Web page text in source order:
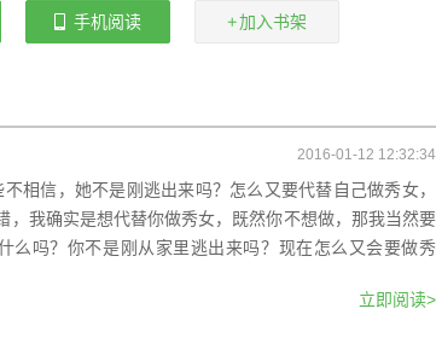
手机阅读 加入书架
2016-01-12 12:32:34
相信，她不是刚逃出来吗？怎么又要代替自己做秀女，
，我确实是想代替你做秀女，既然你不想做，那我当然要
么吗？你不是刚从家里逃出来吗？现在怎么又会要做秀
立即阅读>